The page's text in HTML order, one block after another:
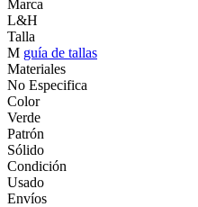
Marca
L&H
Talla
M guía de tallas
Materiales
No Especifica
Color
Verde
Patrón
Sólido
Condición
Usado
Envíos